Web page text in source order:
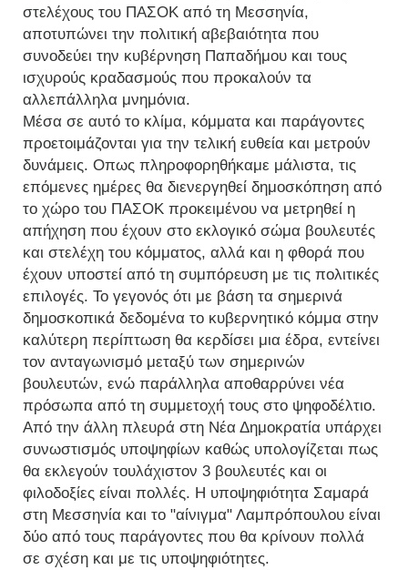
στελέχους του ΠΑΣΟΚ από τη Μεσσηνία,
αποτυπώνει την πολιτική αβεβαιότητα που
συνοδεύει την κυβέρνηση Παπαδήμου και τους
ισχυρούς κραδασμούς που προκαλούν τα
αλλεπάλληλα μνημόνια.
Μέσα σε αυτό το κλίμα, κόμματα και παράγοντες
προετοιμάζονται για την τελική ευθεία και μετρούν
δυνάμεις. Οπως πληροφορηθήκαμε μάλιστα, τις
επόμενες ημέρες θα διενεργηθεί δημοσκόπηση από
το χώρο του ΠΑΣΟΚ προκειμένου να μετρηθεί η
απήχηση που έχουν στο εκλογικό σώμα βουλευτές
και στελέχη του κόμματος, αλλά και η φθορά που
έχουν υποστεί από τη συμπόρευση με τις πολιτικές
επιλογές. Το γεγονός ότι με βάση τα σημερινά
δημοσκοπικά δεδομένα το κυβερνητικό κόμμα στην
καλύτερη περίπτωση θα κερδίσει μια έδρα, εντείνει
τον ανταγωνισμό μεταξύ των σημερινών
βουλευτών, ενώ παράλληλα αποθαρρύνει νέα
πρόσωπα από τη συμμετοχή τους στο ψηφοδέλτιο.
Από την άλλη πλευρά στη Νέα Δημοκρατία υπάρχει
συνωστισμός υποψηφίων καθώς υπολογίζεται πως
θα εκλεγούν τουλάχιστον 3 βουλευτές και οι
φιλοδοξίες είναι πολλές. Η υποψηφιότητα Σαμαρά
στη Μεσσηνία και το "αίνιγμα" Λαμπρόπουλου είναι
δύο από τους παράγοντες που θα κρίνουν πολλά
σε σχέση και με τις υποψηφιότητες.